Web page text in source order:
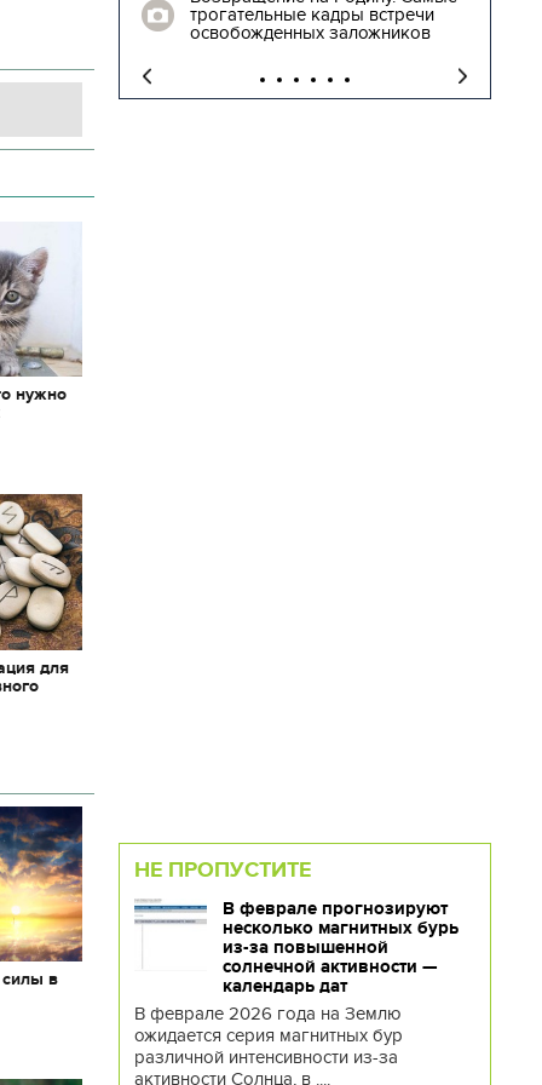
нужно
для
силы в
трогательные кадры встречи
освобожденных заложников
НЕ ПРОПУСТИТЕ
В феврале прогнозируют
несколько магнитных бурь
из-за повышенной
солнечной активности —
календарь дат
В феврале 2026 года на Землю
ожидается серия магнитных бур
различной интенсивности из-за
активности Солнца, в ....